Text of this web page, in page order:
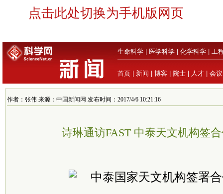
点击此处切换为手机版网页
生命科学 医学科学 化学科学 工
首页 新闻 博客 院士 人才 会议
作者：张伟 来源： 中国新闻网 发布时间：2017/4/6 10:21:16
诗琳通访FAST 中泰天文机构签